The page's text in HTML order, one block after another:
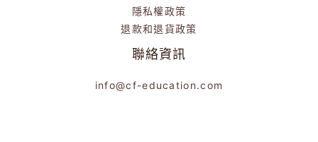
隱私權政策
退款和退貨政策
聯絡資訊
info@cf-education.com